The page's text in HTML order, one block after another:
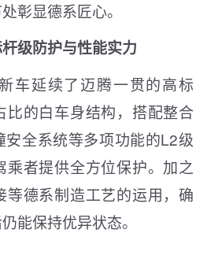
彰显德系匠心。
级防护与性能实力
车延续了迈腾一贯的高标
比的白车身结构，搭配整合
全系统等多项功能的L2级
乘者提供全方位保护。加之
等德系制造工艺的运用，确
能保持优异状态。